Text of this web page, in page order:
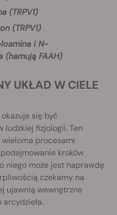
(TRPV1)
(TRPV1)
i N-
(hamują FAAH)
się być
ludzkiej fizjologii. Ten
procesami
kroków
niego może jest naprawdę
czekamy na
ujawnią wewnętrzne